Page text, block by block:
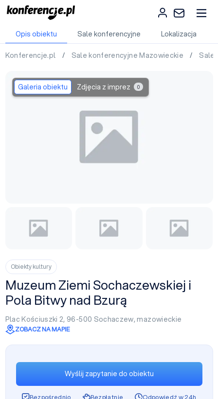
Opis obiektu Sale konferencyjne Lokalizacja
Konferencje.pl / Sale konferencyjne Mazowieckie / Sale
Galeria obiektu Zdjęcia z imprez 0
Obiekty kultury
Muzeum Ziemi Sochaczewskiej i
Pola Bitwy nad Bzurą
Plac Kościuszki 2, 96-500 Sochaczew,mazowieckie
ZOBACZ NA MAPIE
Wyślij zapytanie do obiektu